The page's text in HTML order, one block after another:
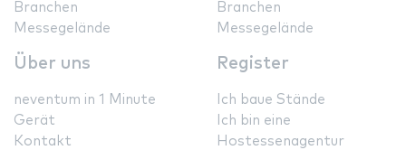
Branchen
Messegelände
Branchen
Messegelände
Über uns
neventum in 1 Minute
Gerät
Kontakt
Register
Ich baue Stände
Ich bin eine
Hostessenagentur